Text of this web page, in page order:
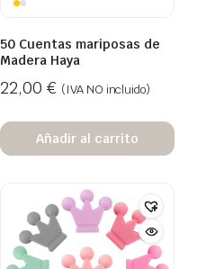
50 Cuentas mariposas de
Madera Haya
22,00 € (IVA NO incluido)
Añadir al carrito